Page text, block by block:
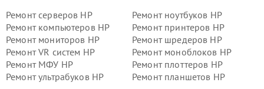
Ремонт серверов HP
Ремонт ноутбуков HP
Ремонт компьютеров HP
Ремонт принтеров HP
Ремонт мониторов HP
Ремонт шредеров HP
Ремонт VR систем HP
Ремонт моноблоков HP
Ремонт МФУ HP
Ремонт плоттеров HP
Ремонт ультрабуков HP
Ремонт планшетов HP